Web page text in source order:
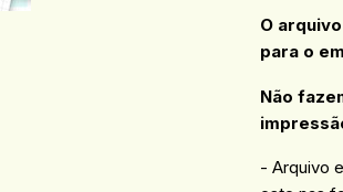
O
para o
Não
- Arquivo